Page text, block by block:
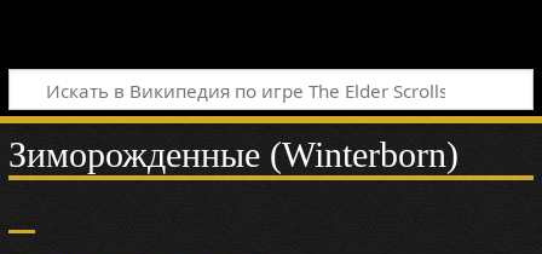
Зиморожденные (Winterborn)